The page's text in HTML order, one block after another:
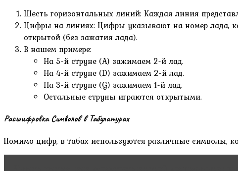
Шесть горизонтальных линий: Каждая линия
Цифры на линиях: Цифры указывают на номер лада,
открытой (без зажатия лада).
В нашем примере:
На 5-й струне (A) зажимаем 2-й лад.
На 4-й струне (D) зажимаем 2-й лад.
На 3-й струне (G) зажимаем 1-й лад.
Остальные струны играются открытыми.
Расшифровка Символов в Табулатурах
Помимо цифр, в табах используются различные символы,